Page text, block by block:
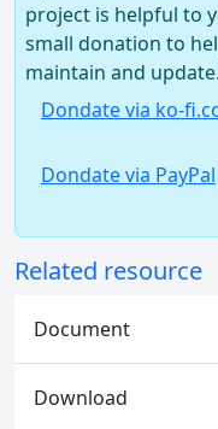
project is helpful to
small donation to
maintain and update.
Dondate via ko-
Dondate via PayPal
Related resource
Document
Download